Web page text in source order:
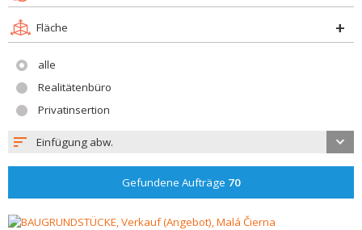
Fläche
alle
Realitätenbüro
Privatinsertion
Einfügung abw.
Gefundene Aufträge 70